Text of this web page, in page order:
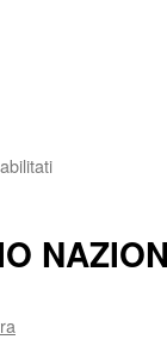
su
NAZIONALE